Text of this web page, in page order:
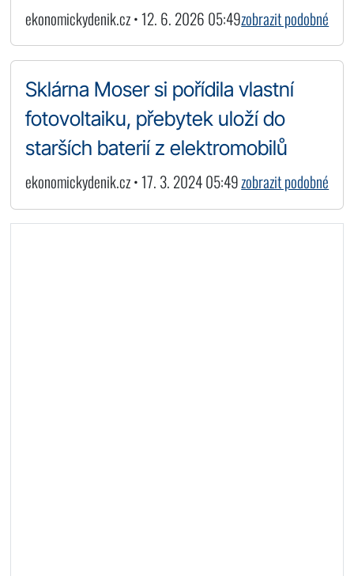
ekonomickydenik.cz • 12. 6. 2026 05:49zobrazit podobné
Sklárna Moser si pořídila vlastní
fotovoltaiku, přebytek uloží do
starších baterií z elektromobilů
ekonomickydenik.cz • 17. 3. 2024 05:49zobrazit podobné